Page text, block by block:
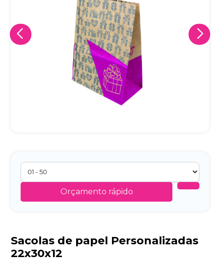
Orçamento rápido
Sacolas de papel Personalizadas
22x30x12
Iniciar conversa